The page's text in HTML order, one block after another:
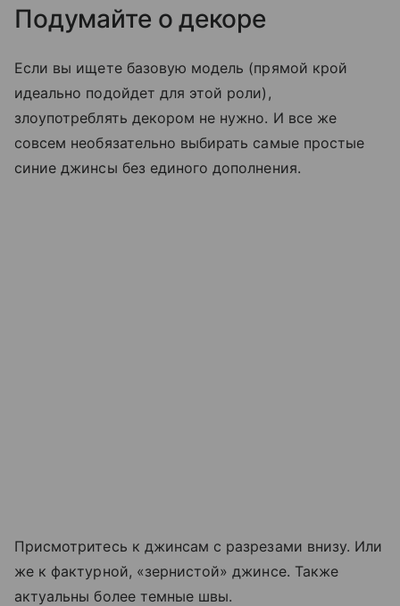
Подумайте о декоре
Если вы ищете базовую модель (прямой крой
идеально подойдет для этой роли),
злоупотреблять декором не нужно. И все же
совсем необязательно выбирать самые простые
синие джинсы без единого дополнения.
Присмотритесь к джинсам с разрезами внизу. Или
же к фактурной, «зернистой» джинсе. Также
актуальны более темные швы.